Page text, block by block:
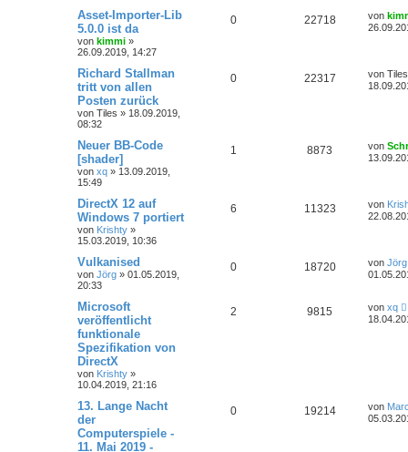
Asset-Importer-Lib
5.0.0 ist da
von kimmi »
26.09.2019, 14:27
0 22718 von
Richard Stallman
tritt von allen
Posten zurück
von Tiles » 18.09.2019,
08:32
0 22317 von Tiles
Neuer BB-Code
[shader]
von xq » 13.09.2019,
15:49
1 8873 von
DirectX 12 auf
Windows 7 portiert
von Krishty »
15.03.2019, 10:36
6 11323 von
Vulkanised
von Jörg » 01.05.2019,
20:33
0 18720 von Jörg
Microsoft
veröffentlicht
funktionale
Spezifikation von
DirectX
von Krishty »
10.04.2019, 21:16
2 9815 von xq
13. Lange Nacht
der
Computerspiele -
11. Mai 2019 -
0 19214 von